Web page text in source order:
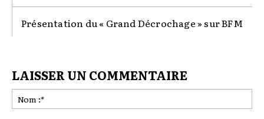
Présentation du « Grand Décrochage » sur BFM
LAISSER UN COMMENTAIRE
:*